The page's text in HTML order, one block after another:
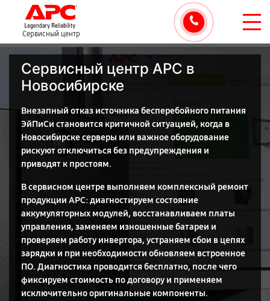
Сервисный центр
Сервисный центр APC в
Новосибирске
Внезапный отказ источника бесперебойного питания
ЭйПиСи становится критичной ситуацией, когда в
Новосибирске серверы или важное оборудование
рискуют отключиться без предупреждения и
приводят к простоям.
В сервисном центре выполняем комплексный ремонт
продукции APC: диагностируем состояние
аккумуляторных модулей, восстанавливаем платы
управления, заменяем изношенные батареи и
проверяем работу инвертора, устраняем сбои в цепях
зарядки и при необходимости обновляем встроенное
ПО. Диагностика проводится бесплатно, после чего
фиксируем стоимость по договору и применяем
исключительно оригинальные компоненты.